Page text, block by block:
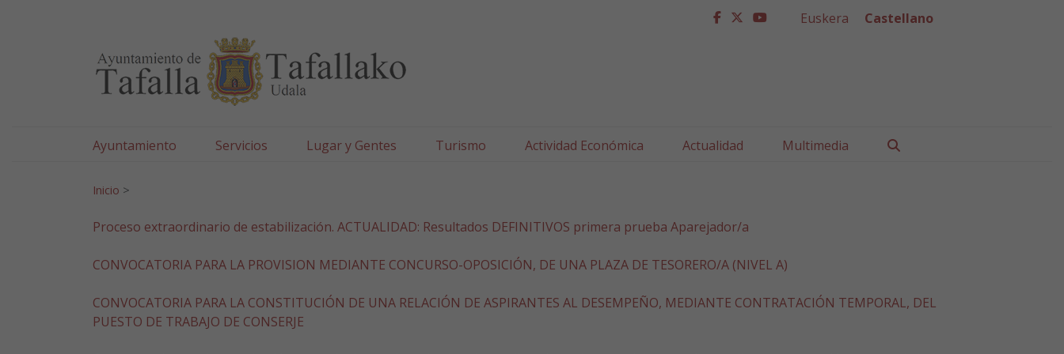
facebook
twitter
youtube
Euskera Castellano
Ayuntamiento Servicios Lugar y Gentes Turismo Actividad Económica Actualidad Multimedia
Inicio >
Proceso extraordinario de estabilización. ACTUALIDAD: Resultados DEFINITIVOS primera prueba Aparejador/a
CONVOCATORIA PARA LA PROVISION MEDIANTE CONCURSO-OPOSICIÓN, DE UNA PLAZA DE TESORERO/A (NIVEL A)
CONVOCATORIA PARA LA CONSTITUCIÓN DE UNA RELACIÓN DE ASPIRANTES AL DESEMPEÑO, MEDIANTE CONTRATACIÓN TEMPORAL, DEL
PUESTO DE TRABAJO DE CONSERJE